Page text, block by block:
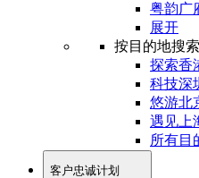
粤韵广
展开
按目的地搜
探索香
科技深
悠游北
遇见上
所有目
客户忠诚计划